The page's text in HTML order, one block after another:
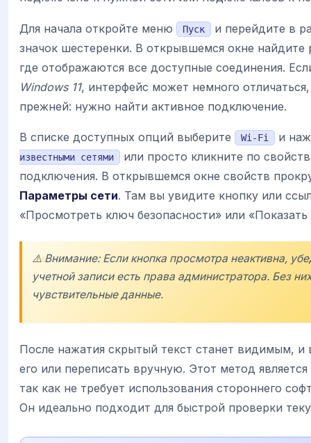
Для начала откройте меню Пуск
и перейдите в
значок шестеренки. В открывшемся окне найдите
где отображаются все доступные соединения.
Windows 11, интерфейс может немного отличаться,
прежней: нужно найти активное подключение.
В списке доступных опций выберите Wi-Fi и
известными сетями
или просто кликните по
подключения. В открывшемся окне свойств
Параметры сети. Там вы увидите кнопку или
«Просмотреть ключ безопасности» или
⚠️ Внимание: Если кнопка просмотра неактивна,
учетной записи есть права администратора. Без
чувствительные данные.
После нажатия скрытый текст станет видимым, и
его или переписать вручную. Этот метод
так как не требует использования стороннего
Он идеально подходит для быстрой проверки